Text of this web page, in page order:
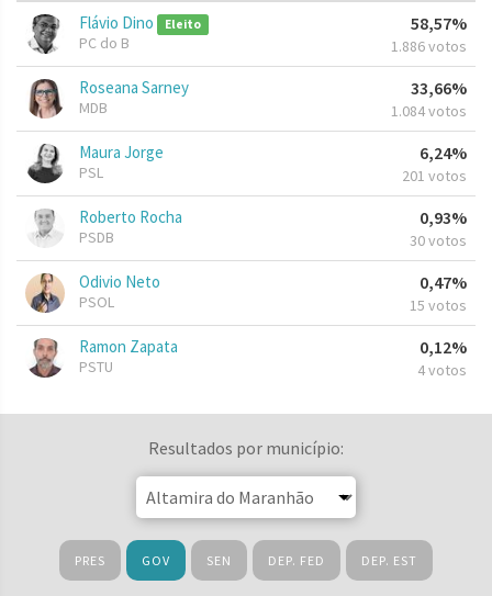
Flávio Dino Eleito
PC do B
58,57%
1.886 votos
Roseana Sarney
MDB
33,66%
1.084 votos
Maura Jorge
PSL
6,24%
201 votos
Roberto Rocha
PSDB
0,93%
30 votos
Odivio Neto
PSOL
0,47%
15 votos
Ramon Zapata
PSTU
0,12%
4 votos
Resultados por município:
PRES GOV SEN DEP. FED DEP. EST